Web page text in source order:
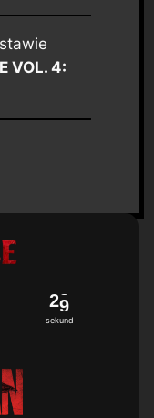
VOL. 4:
sekund
28